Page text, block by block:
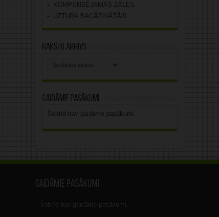
KOMPENSĒJAMĀS ZĀLES
UZTURA BAGĀTINĀTĀJI
Rakstu arhīvs
Gaidāmie pasākumi
Šobrīd nav gaidāmo pasākumi.
Gaidāmie pasākumi
Šobrīd nav gaidāmo pasākumi.